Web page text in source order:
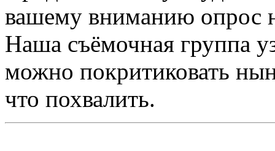
вашему вниманию опрос
Наша съёмочная группа
можно покритиковать
что похвалить.